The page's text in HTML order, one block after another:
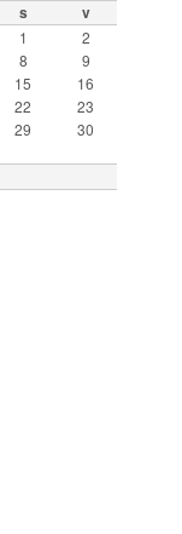
s v
1
2
8
9
15
16
22
23
29
30